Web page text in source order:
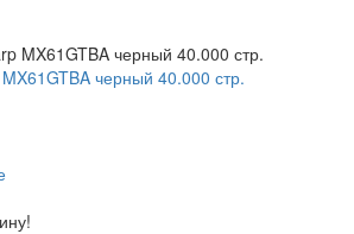
черный 40.000 стр.